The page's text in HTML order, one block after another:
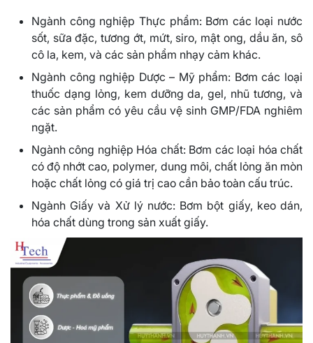
Ngành công nghiệp Thực phẩm: Bơm các loại nước
sốt, sữa đặc, tương ớt, mứt, siro, mật ong, dầu ăn, sô
cô la, kem, và các sản phẩm nhạy cảm khác.
Ngành công nghiệp Dược – Mỹ phẩm: Bơm các loại
thuốc dạng lỏng, kem dưỡng da, gel, nhũ tương, và
các sản phẩm có yêu cầu vệ sinh GMP/FDA nghiêm
ngặt.
Ngành công nghiệp Hóa chất: Bơm các loại hóa chất
có độ nhớt cao, polymer, dung môi, chất lỏng ăn mòn
hoặc chất lỏng có giá trị cao cần bảo toàn cấu trúc.
Ngành Giấy và Xử lý nước: Bơm bột giấy, keo dán,
hóa chất dùng trong sản xuất giấy.